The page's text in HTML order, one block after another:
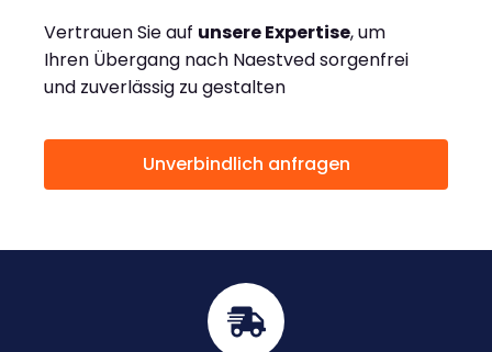
Vertrauen Sie auf unsere Expertise, um
Ihren Übergang nach Naestved sorgenfrei
und zuverlässig zu gestalten
Unverbindlich anfragen